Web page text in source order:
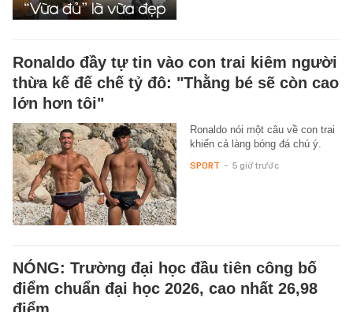
Ronaldo đầy tự tin vào con trai kiêm người
thừa kế đế chế tỷ đô: "Thằng bé sẽ còn cao
lớn hơn tôi"
Ronaldo nói một câu về con trai
khiến cả làng bóng đá chú ý.
SPORT - 5 giờ trước
NÓNG: Trường đại học đầu tiên công bố
điểm chuẩn đại học 2026, cao nhất 26,98